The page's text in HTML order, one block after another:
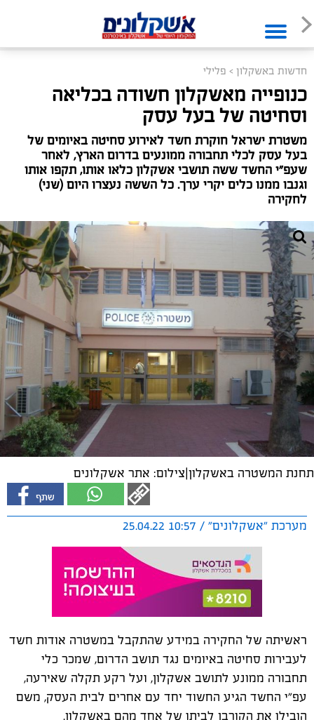
חדשות באשקלון > פלילי
כנופייה מאשקלון חשודה בכליאה
וסחיטה של בעל עסק
משטרת ישראל חוקרת חשד לאירוע סחיטה באיומים של
בעל עסק לכלי תחבורה ממונעים בדרום הארץ, לאחר
שעפ"י החשד ששה תושבי אשקלון כלאו אותו, תקפו אותו
וגנבו ממנו כלים יקרי ערך. כל הששה נעצרו היום (שני)
לחקירה
תחנת המשטרה באשקלון|צילום: אתר אשקלונים
מערכת "אשקלונים" / 10:57 25.04.22
ראשיתה של החקירה במידע שהתקבל במשטרה אודות חשד
לעבירות סחיטה באיומים נגד תושב הדרום, שמכר כלי
תחבורה ממונע לתושב אשקלון, ועל רקע תקלה שאירעה,
עפ"י החשד הגיע החשוד יחד עם אחרים לבית העסק, משם
הובילו את הקורבן לביתו של אחד מהם באשקלון.